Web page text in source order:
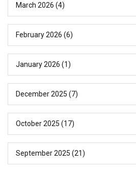
March 2026 (4)
February 2026 (6)
January 2026 (1)
December 2025 (7)
October 2025 (17)
September 2025 (21)